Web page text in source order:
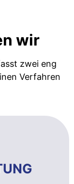
wir
zwei eng
Verfahren